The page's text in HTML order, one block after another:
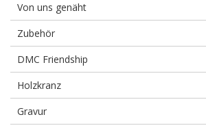
Von uns genäht
Zubehör
DMC Friendship
Holzkranz
Gravur